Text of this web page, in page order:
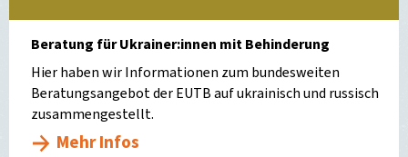
Beratung für Ukrainer:innen mit Behinderung
Hier haben wir Informationen zum bundesweiten
Beratungsangebot der EUTB auf ukrainisch und russisch
zusammengestellt.
Mehr Infos